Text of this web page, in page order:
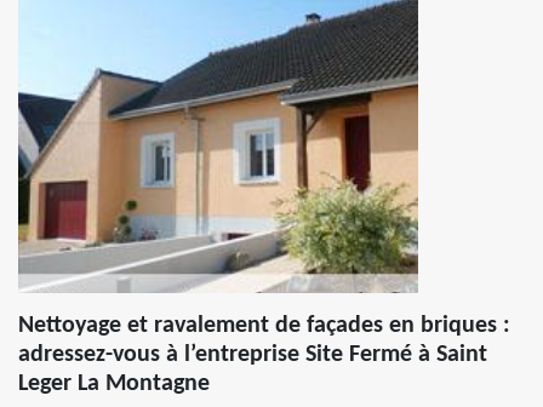
Nettoyage et ravalement de façades en briques :
adressez-vous à l’entreprise Site Fermé à Saint
Leger La Montagne